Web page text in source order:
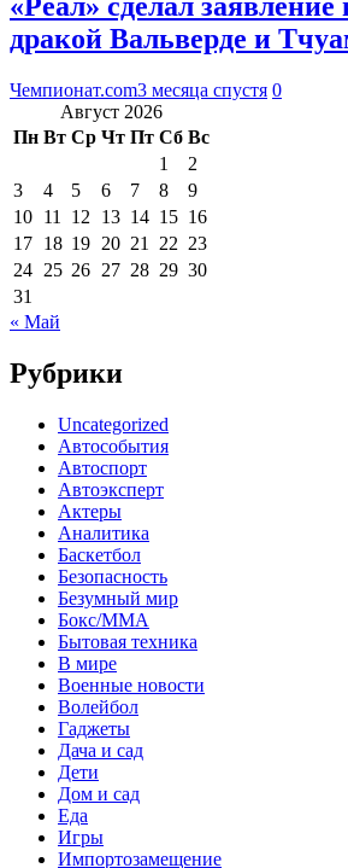
дракой Вальверде и
Чемпионат.com3 месяца спустя 0
Август 2026
Пн Вт Ср Чт Пт Сб Вс
1
2
3
4 5 6 7 8
9
10 11 12 13 14 15 16
17 18 19 20 21 22 23
24 25 26 27 28 29 30
31
« Май
Рубрики
Uncategorized
Автособытия
Автоспорт
Автоэксперт
Актеры
Аналитика
Баскетбол
Безопасность
Безумный мир
Бокс/MMA
Бытовая техника
В мире
Военные новости
Волейбол
Гаджеты
Дача и сад
Дети
Дом и сад
Еда
Игры
Импортозамещение